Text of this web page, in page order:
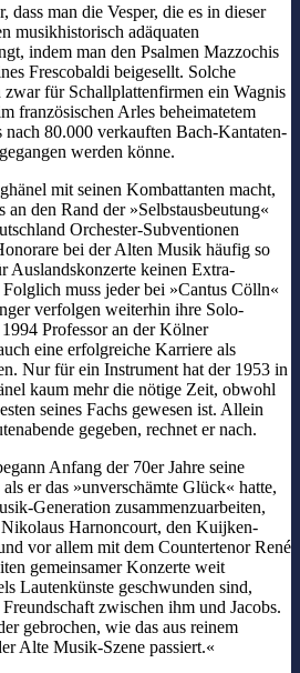
dass man die Vesper, die es in dieser
musikhistorisch adäquaten
indem man den Psalmen Mazzochis
Frescobaldi beigesellt. Solche
für Schallplattenfirmen ein Wagnis
französischen Arles beheimatetem
nach 80.000 verkauften Bach-Kantaten-
werden könne.
mit seinen Kombattanten macht,
den Rand der »Selbstausbeutung«
Orchester-Subventionen
bei der Alten Musik häufig so
Auslandskonzerte keinen Extra-
muss jeder bei »Cantus Cölln«
verfolgen weiterhin ihre Solo-
Professor an der Kölner
eine erfolgreiche Karriere als
Nur für ein Instrument hat der 1953 in
kaum mehr die nötige Zeit, obwohl
seines Fachs gewesen ist. Allein
gegeben, rechnet er nach.
Anfang der 70er Jahre seine
er das »unverschämte Glück« hatte,
Generation zusammenzuarbeiten,
Harnoncourt, den Kuijken-
vor allem mit dem Countertenor René
gemeinsamer Konzerte weit
Lautenkünste geschwunden sind,
zwischen ihm und Jacobs.
gebrochen, wie das aus reinem
Alte Musik-Szene passiert.«